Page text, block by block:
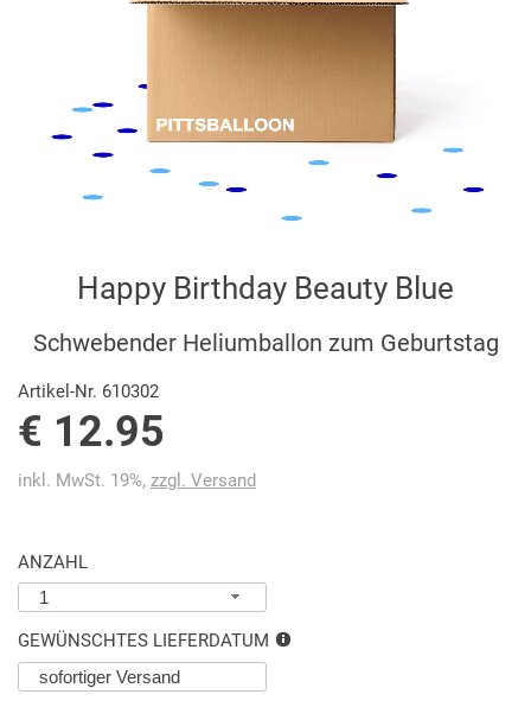
Happy Birthday Beauty Blue
Schwebender Heliumballon zum Geburtstag
Artikel-Nr. 610302
€ 12.95
inkl. MwSt. 19%, zzgl. Versand
ANZAHL
1
GEWÜNSCHTES LIEFERDATUM